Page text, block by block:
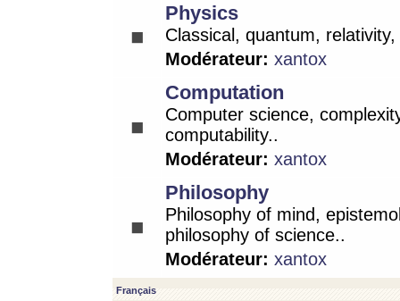
Physics
Classical, quantum,
Modérateur: xantox
Computation
Computer science,
computability..
Modérateur: xantox
Philosophy
Philosophy of mind,
philosophy of science..
Modérateur: xantox
Français